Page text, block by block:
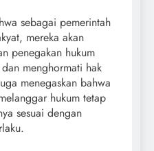
sebagai pemerintah
mereka akan
penegakan hukum
menghormati hak
menegaskan bahwa
hukum tetap
sesuai dengan